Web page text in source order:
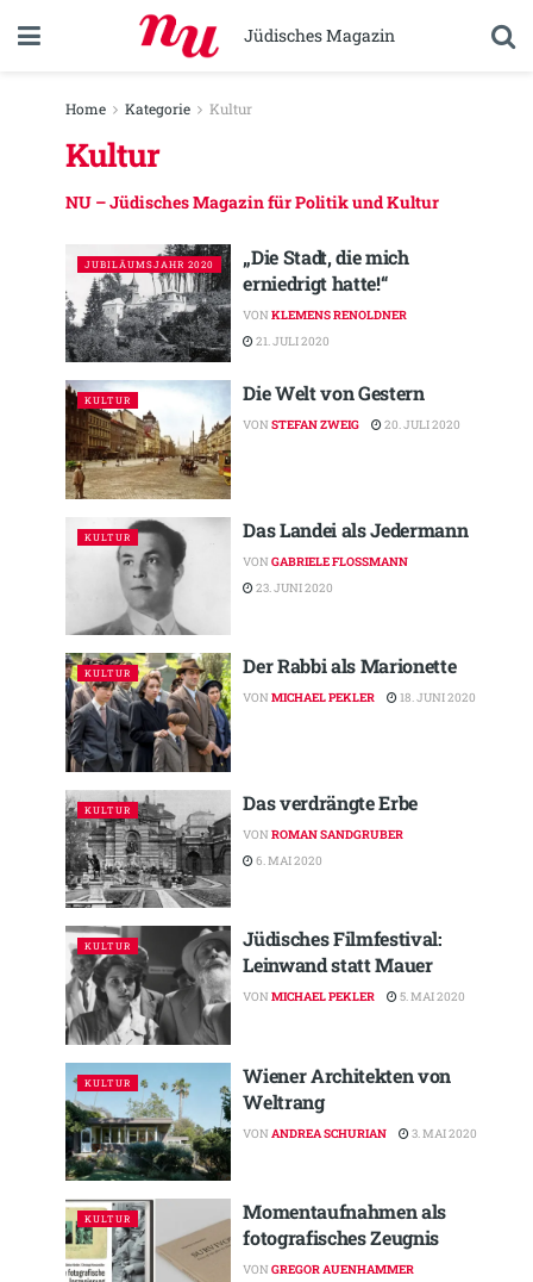
Jüdisches Magazin
Home Kategorie Kultur
Kultur
NU – Jüdisches Magazin für Politik und Kultur
JUBILÄUMSJAHR 2020
„Die Stadt, die mich
erniedrigt hatte!“
VON KLEMENS RENOLDNER
21. JULI 2020
KULTUR Die Welt von Gestern
VON STEFAN ZWEIG 20. JULI 2020
KULTUR Das Landei als Jedermann
VON GABRIELE FLOSSMANN
23. JUNI 2020
KULTUR Der Rabbi als Marionette
VON MICHAEL PEKLER 18. JUNI 2020
KULTUR Das verdrängte Erbe
VON ROMAN SANDGRUBER
6. MAI 2020
KULTUR
Jüdisches Filmfestival:
Leinwand statt Mauer
VON MICHAEL PEKLER 5. MAI 2020
KULTUR
Wiener Architekten von
Weltrang
VON ANDREA SCHURIAN 3. MAI 2020
KULTUR
Momentaufnahmen als
fotografisches Zeugnis
VON GREGOR AUENHAMMER